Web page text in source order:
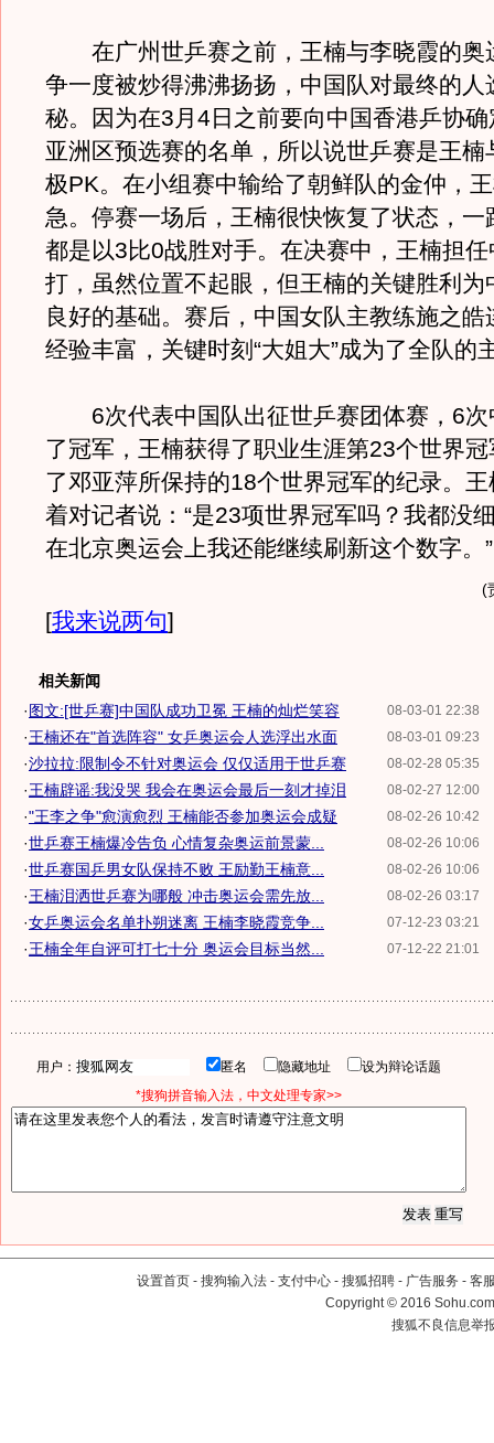
在广州世乒赛之前，王楠与李晓霞的奥
争一度被炒得沸沸扬扬，中国队对最终的人
秘。因为在3月4日之前要向中国香港乒协
亚洲区预选赛的名单，所以说世乒赛是王楠
极PK。在小组赛中输给了朝鲜队的金仲，
急。 停赛一场后，王楠很快恢复了状态，一
都是以3比0战胜对手。在决赛中，王楠担
打，虽然位置不起眼，但王楠的关键胜利为
良好的基础。赛后，中国女队主教练施之皓
经验丰富，关键时刻“大姐大”成为了全队的
6次代表中国队出征世乒赛团体赛，6次
了冠军，王楠获得了职业生涯第23个世界
了邓亚萍所保持的18个世界冠军的纪录。
着对记者说：“是23项世界冠军吗？我都没
在北京奥运会上我还能继续刷新这个数字。”
(
[我来说两句]
相关新闻
08-03-01 22:38
·图文:[世乒赛]中国队成功卫冕 王楠的灿烂笑容
08-03-01 09:23
·王楠还在"首选阵容" 女乒奥运会人选浮出水面
08-02-28 05:35
·沙拉拉:限制令不针对奥运会 仅仅适用于世乒赛
08-02-27 12:00
·王楠辟谣:我没哭 我会在奥运会最后一刻才掉泪
08-02-26 10:42
·"王李之争"愈演愈烈 王楠能否参加奥运会成疑
08-02-26 10:06
·世乒赛王楠爆冷告负 心情复杂奥运前景蒙...
08-02-26 10:06
·世乒赛国乒男女队保持不败 王励勤王楠意...
08-02-26 03:17
·王楠泪洒世乒赛为哪般 冲击奥运会需先放...
07-12-23 03:21
·女乒奥运会名单扑朔迷离 王楠李晓霞竞争...
07-12-22 21:01
·王楠全年自评可打七十分 奥运会目标当然...
用户： 匿名 隐藏地址
设为辩论话题
*搜狗拼音输入法，中文处理专家>>
设置首页 - 搜狗输入法 - 支付中心 - 搜狐招聘 - 广告服务 - 客
Copyright©2016
搜狐不良信息举